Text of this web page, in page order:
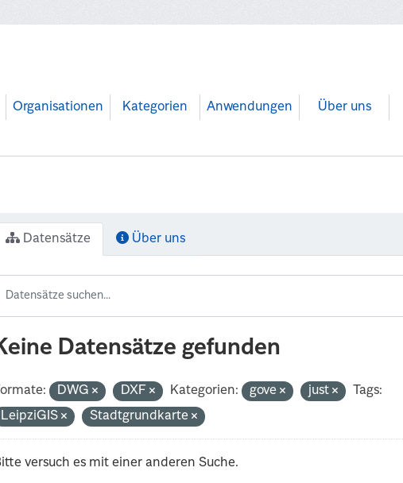
Organisationen Kategorien Anwendungen Über uns
Datensätze Über uns
Datensätze gefunden
DWG DXF Kategorien: gove just
Tags:
LeipziGIS
Stadtgrundkarte
versuch es mit einer anderen Suche.